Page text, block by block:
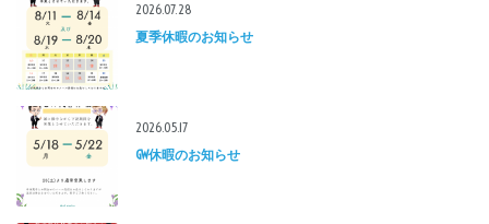
2026.07.28
夏季休暇のお知らせ
2026.05.17
GW休暇のお知らせ